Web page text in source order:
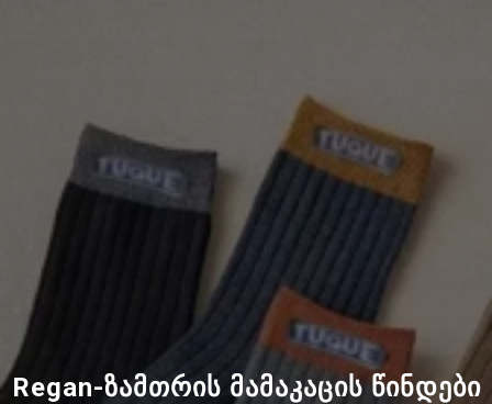
Regan-ზამთრის მამაკაცის წინდები